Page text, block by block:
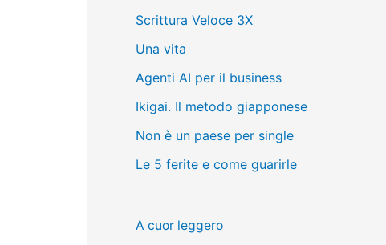
Scrittura Veloce 3X
Una vita
Agenti AI per il business
Ikigai. Il metodo giapponese
Non è un paese per single
Le 5 ferite e come guarirle
A cuor leggero